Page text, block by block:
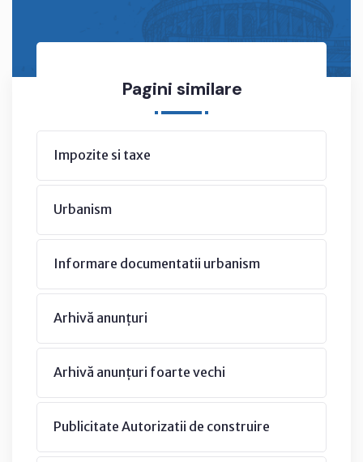
Pagini similare
Impozite si taxe
Urbanism
Informare documentatii urbanism
Arhivă anunțuri
Arhivă anunțuri foarte vechi
Publicitate Autorizatii de construire